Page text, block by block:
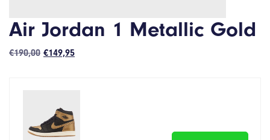
Air Jordan 1 Metallic Gold
€190,00 Oorspronkelijke
€149,95Huidige